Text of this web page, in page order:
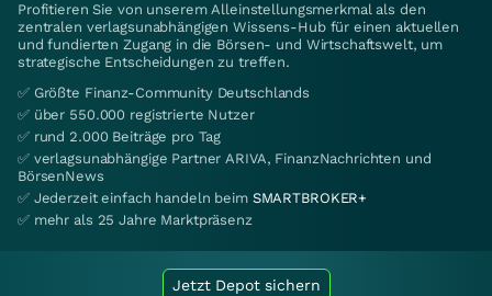
Profitieren Sie von unserem Alleinstellungsmerkmal als den
zentralen verlagsunabhängigen Wissens-Hub für einen aktuellen
und fundierten Zugang in die Börsen- und Wirtschaftswelt, um
strategische Entscheidungen zu treffen.
✅ Größte Finanz-Community Deutschlands
✅ über 550.000 registrierte Nutzer
✅ rund 2.000 Beiträge pro Tag
✅ verlagsunabhängige Partner ARIVA, FinanzNachrichten und
BörsenNews
✅ Jederzeit einfach handeln beim SMARTBROKER+
✅ mehr als 25 Jahre Marktpräsenz
Jetzt Depot sichern